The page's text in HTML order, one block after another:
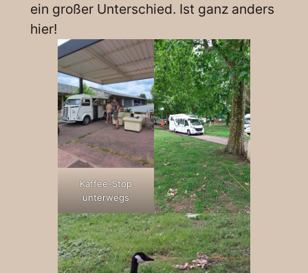
ein großer Unterschied. Ist ganz anders
hier!
Kaffee-Stop
unterwegs